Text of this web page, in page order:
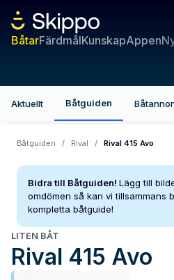
BåtarFärdmålKunskapAppen
Aktuellt Båtguiden
Båtguiden / Rival / Rival 415 Avo
Bidra till Båtguiden! Lägg till
omdömen så kan vi tillsammans
kompletta båtguide!
LITEN BÅT
Rival 415 Avo